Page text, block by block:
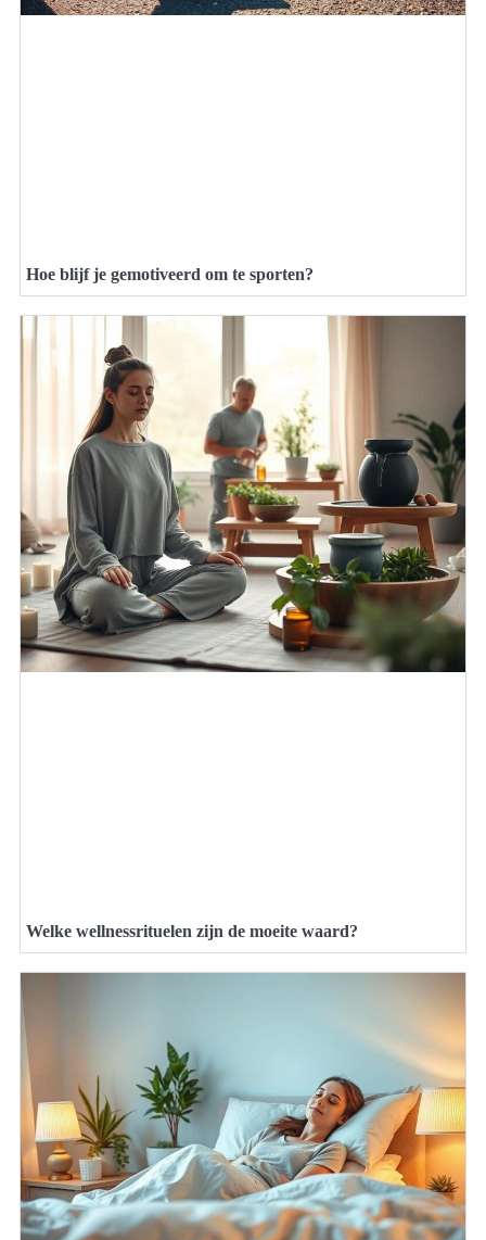
Hoe blijf je gemotiveerd om te sporten?
Welke wellnessrituelen zijn de moeite waard?